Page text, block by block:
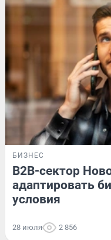
БИЗНЕС
B2B-сектор
адаптировать
условия
28 июля 2 856